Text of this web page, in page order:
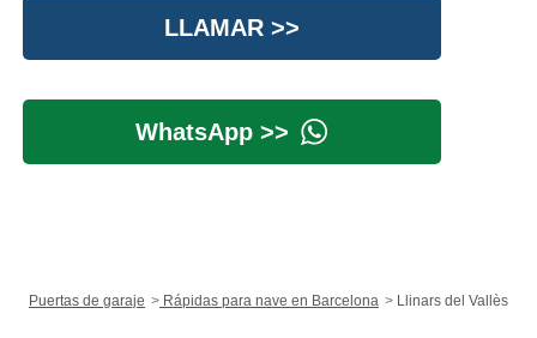
LLAMAR >>
WhatsApp >>
Puertas de garaje Rápidas para nave en Barcelona Llinars del Vallès